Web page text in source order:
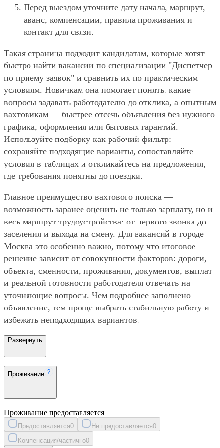
Перед выездом уточните дату начала, маршрут,
аванс, компенсации, правила проживания и
контакт для связи.
Такая страница подходит кандидатам, которые хотят
быстро найти вакансии по специализации "Диспетчер
по приему заявок" и сравнить их по практическим
условиям. Новичкам она помогает понять, какие
вопросы задавать работодателю до отклика, а опытным
вахтовикам — быстрее отсечь объявления без нужного
графика, оформления или бытовых гарантий.
Используйте подборку как рабочий фильтр:
сохраняйте подходящие варианты, сопоставляйте
условия в таблицах и откликайтесь на предложения,
где требования понятны до поездки.
Главное преимущество вахтового поиска —
возможность заранее оценить не только зарплату, но и
весь маршрут трудоустройства: от первого звонка до
заселения и выхода на смену. Для вакансий в городе
Москва это особенно важно, потому что итоговое
решение зависит от совокупности факторов: дороги,
объекта, сменности, проживания, документов, выплат
и реальной готовности работодателя отвечать на
уточняющие вопросы. Чем подробнее заполнено
объявление, тем проще выбрать стабильную работу и
избежать неподходящих вариантов.
Развернуть
Проживание
Проживание предоставляется
Предоставляется0 Не предоставляется0
Компенсация/частично0